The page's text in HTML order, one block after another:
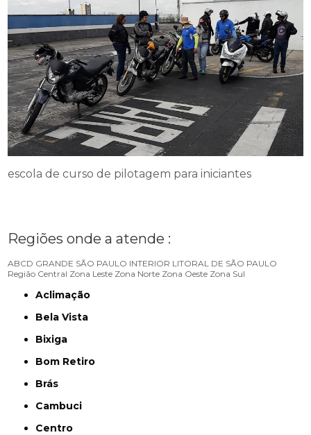
escola de curso de pilotagem para iniciantes
Regiões onde a atende :
ABCD GRANDE SÃO PAULO INTERIOR LITORAL DE SÃO PAULO
Região Central Zona Leste Zona Norte Zona Oeste Zona Sul
Aclimação
Bela Vista
Bixiga
Bom Retiro
Brás
Cambuci
Centro